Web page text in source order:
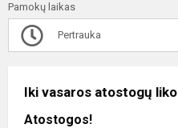
Pamokų laikas
Pertrauka
Iki vasaros atostogų liko
Atostogos!